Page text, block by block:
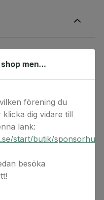
magasinläsning i
över. Ett
dig obegränsad
dagstidingar i en och
magasin för att läsa
och du kan dela
på upp till 5 olika
men...
förening du
dig vidare till
länk:
start/butik/
besöka